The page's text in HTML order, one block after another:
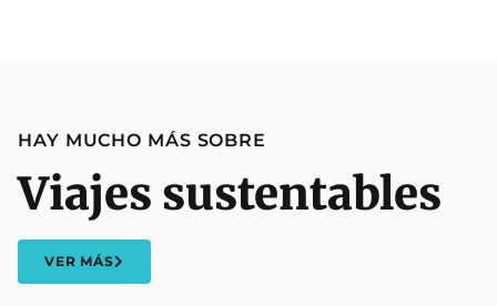
HAY MUCHO MÁS SOBRE
Viajes sustentables
VER MÁS